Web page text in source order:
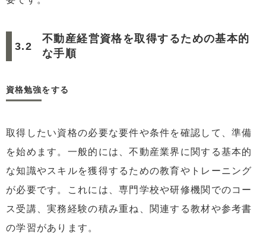
不動産経営資格を取得するための基本的
な手順
資格勉強をする
取得したい資格の必要な要件や条件を確認して、準備
を始めます。一般的には、不動産業界に関する基本的
な知識やスキルを獲得するための教育やトレーニング
が必要です。これには、専門学校や研修機関でのコー
ス受講、実務経験の積み重ね、関連する教材や参考書
の学習があります。